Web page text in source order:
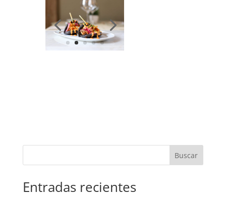
Buscar
Entradas recientes